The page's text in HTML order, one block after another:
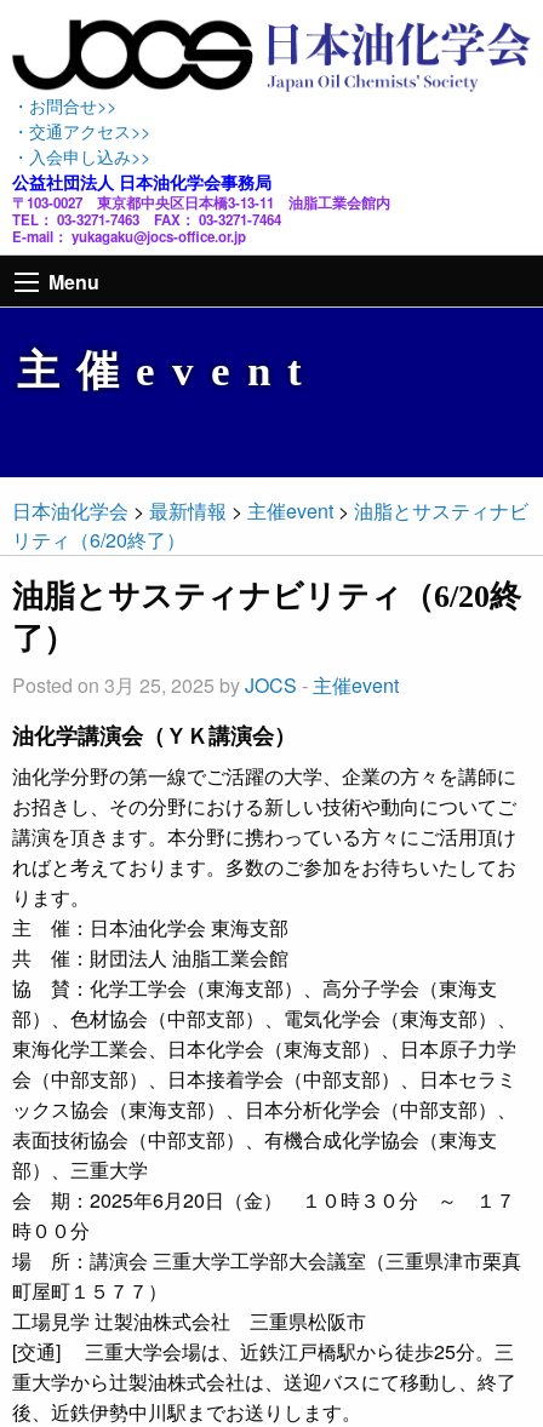
・お問合せ>>
・交通アクセス>>
・入会申し込み>>
公益社団法人 日本油化学会事務局
〒103-0027 東京都中央区日本橋3-13-11 油脂工業会館内
TEL： 03-3271-7463 FAX： 03-3271-7464
E-mail： yukagaku@jocs-office.or.jp
Menu
主催event
日本油化学会 > 最新情報 > 主催event > 油脂とサスティナビ
リティ（6/20終了）
油脂とサスティナビリティ（6/20終
了）
Posted on 3月 25, 2025 byJOCS - 主催event
油化学講演会（ＹＫ講演会）
油化学分野の第一線でご活躍の大学、企業の方々を講師に
お招きし、その分野における新しい技術や動向についてご
講演を頂きます。本分野に携わっている方々にご活用頂け
ればと考えております。多数のご参加をお待ちいたしてお
ります。
主 催：日本油化学会 東海支部
共 催：財団法人 油脂工業会館
協 賛：化学工学会（東海支部）、高分子学会（東海支
部）、色材協会（中部支部）、電気化学会（東海支部）、
東海化学工業会、日本化学会（東海支部）、日本原子力学
会（中部支部）、日本接着学会（中部支部）、日本セラミ
ックス協会（東海支部）、日本分析化学会（中部支部）、
表面技術協会（中部支部）、有機合成化学協会（東海支
部）、三重大学
会 期：2025年6月20日（金） １０時３０分 ～ １７
時００分
場 所：講演会 三重大学工学部大会議室（三重県津市栗真
町屋町１５７７）
工場見学 辻製油株式会社 三重県松阪市
[交通] 三重大学会場は、近鉄江戸橋駅から徒歩25分。三
重大学から辻製油株式会社は、送迎バスにて移動し、終了
後、近鉄伊勢中川駅までお送りします。